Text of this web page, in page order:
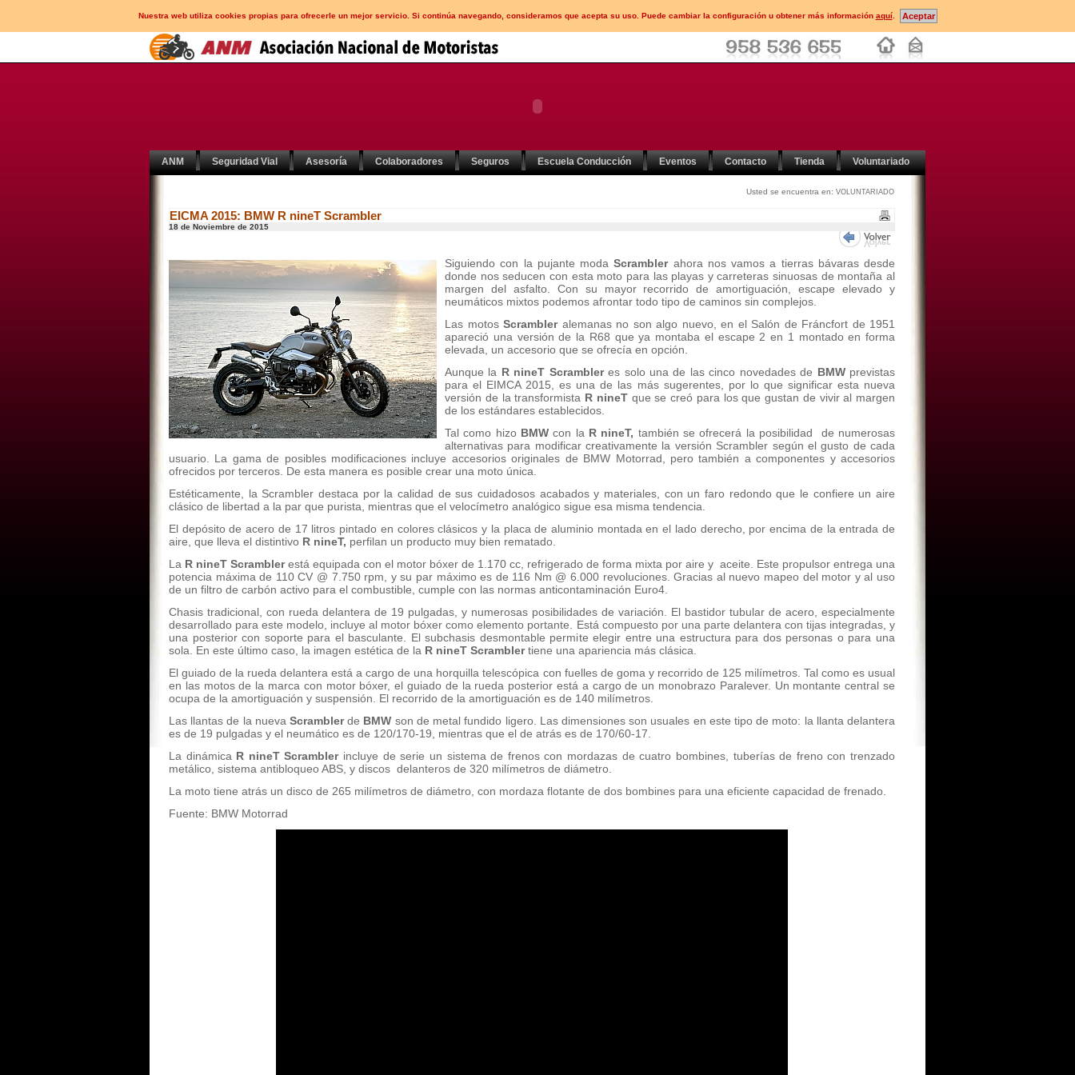
Nuestra web utiliza cookies propias para ofrecerle un mejor servicio. Si continúa navegando, consideramos que acepta su uso. Puede cambiar la configuración u obtener más información aquí.
ANM Seguridad Vial Asesoría Colaboradores Seguros Escuela Conducción Eventos Contacto Tienda Voluntariado
Usted se encuentra en: VOLUNTARIADO
EICMA 2015: BMW R nineT Scrambler
18 de Noviembre de 2015
Siguiendo con la pujante modaScramblerahora nos vamos a tierras bávaras desde
donde nos seducen con esta moto para las playas y carreteras sinuosas de montaña al
margen del asfalto. Con su mayor recorrido de amortiguación, escape elevado y
neumáticos mixtos podemos afrontar todo tipo de caminos sin complejos.
Las motos Scrambleralemanas no son algo nuevo, en el Salón de Fráncfort de 1951
apareció una versión de la R68 que ya montaba el escape 2 en 1 montado en forma
elevada, un accesorio que se ofrecía en opción.
Aunque la R nineT Scrambleres solo una de las cinco novedades de BMW previstas
para el EIMCA 2015, es una de las más sugerentes, por lo que significar esta nueva
versión de la transformista R nineT que se creó para los que gustan de vivir al margen
de los estándares establecidos.
Tal como hizoBMWcon la R nineT, también se ofrecerá la posibilidad de numerosas
alternativas para modificar creativamente la versión Scrambler según el gusto de cada
usuario. La gama de posibles modificaciones incluye accesorios originales de BMW Motorrad, pero también a componentes y accesorios
ofrecidos por terceros. De esta manera es posible crear una moto única.
Estéticamente, la Scrambler destaca por la calidad de sus cuidadosos acabados y materiales, con un faro redondo que le confiere un aire
clásico de libertad a la par que purista, mientras que el velocímetro analógico sigue esa misma tendencia.
El depósito de acero de 17 litros pintado en colores clásicos y la placa de aluminio montada en el lado derecho, por encima de la entrada de
aire, que lleva el distintivo R nineT, perfilan un producto muy bien rematado.
La R nineT Scramblerestá equipada con el motor bóxer de 1.170 cc, refrigerado de forma mixta por aire y aceite. Este propulsor entrega una
potencia máxima de 110 CV @ 7.750 rpm, y su par máximo es de 116 Nm @ 6.000 revoluciones. Gracias al nuevo mapeo del motor y al uso
de un filtro de carbón activo para el combustible, cumple con las normas anticontaminación Euro4.
Chasis tradicional, con rueda delantera de 19 pulgadas, y numerosas posibilidades de variación. El bastidor tubular de acero, especialmente
desarrollado para este modelo, incluye al motor bóxer como elemento portante. Está compuesto por una parte delantera con tijas integradas, y
una posterior con soporte para el basculante. El subchasis desmontable permite elegir entre una estructura para dos personas o para una
sola. En este último caso, la imagen estética de la R nineT Scramblertiene una apariencia más clásica.
El guiado de la rueda delantera está a cargo de una horquilla telescópica con fuelles de goma y recorrido de 125 milímetros. Tal como es usual
en las motos de la marca con motor bóxer, el guiado de la rueda posterior está a cargo de un monobrazo Paralever. Un montante central se
ocupa de la amortiguación y suspensión. El recorrido de la amortiguación es de 140 milímetros.
Las llantas de la nuevaScramblerde BMW son de metal fundido ligero. Las dimensiones son usuales en este tipo de moto: la llanta delantera
es de 19 pulgadas y el neumático es de 120/170-19, mientras que el de atrás es de 170/60-17.
La dinámica R nineT Scramblerincluye de serie un sistema de frenos con mordazas de cuatro bombines, tuberías de freno con trenzado
metálico, sistema antibloqueo ABS, y discos delanteros de 320 milímetros de diámetro.
La moto tiene atrás un disco de 265 milímetros de diámetro, con mordaza flotante de dos bombines para una eficiente capacidad de frenado.
Fuente: BMW Motorrad